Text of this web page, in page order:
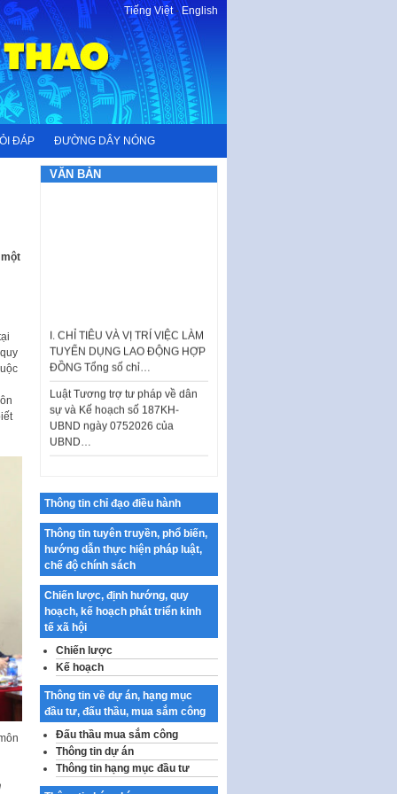
Tiếng Việt-English
ĐÁP ĐƯỜNG DÂY NÓNG
VĂN BẢN
TUYỂN DỤNG LAO ĐỘNG HỢP
ĐỒNG Tổng số chỉ…
Luật Tương trợ tư pháp về dân
sự và Kế hoạch số 187KH-
UBND ngày 0752026 của
UBND…
Ban hành Danh mục vị trí khai
Kế hoạch Tổ chức Cuộc thi
chính luận về bảo vệ nền tảng tư
tưởng của Đảng…
Công bố công khai dự toán kinh
phí xây dựng pháp luật, hoàn
thiện thể chế, chính…
Quy định về nghiên cứu, ứng
dụng khoa học, công nghệ, đổi
mới sáng tạo và chuyển…
thi hành một số điều của Luật Lý
lịch tư…
Sửa đổi, bổ sung một số nội
dung tại Nghị quyết số 30/NQ-
CP ngày 24 tháng 02…
Thông tin chỉ đạo điều hành
Thông tin tuyên truyền, phổ biến,
hướng dẫn thực hiện pháp luật,
chế độ chính sách
Chiến lược, định hướng, quy
hoạch, kế hoạch phát triển kinh
tế xã hội
Chiến lược
Kế hoạch
Thông tin về dự án, hạng mục
đầu tư, đấu thầu, mua sắm công
Đấu thầu mua sắm công
Thông tin dự án
Thông tin hạng mục đầu tư